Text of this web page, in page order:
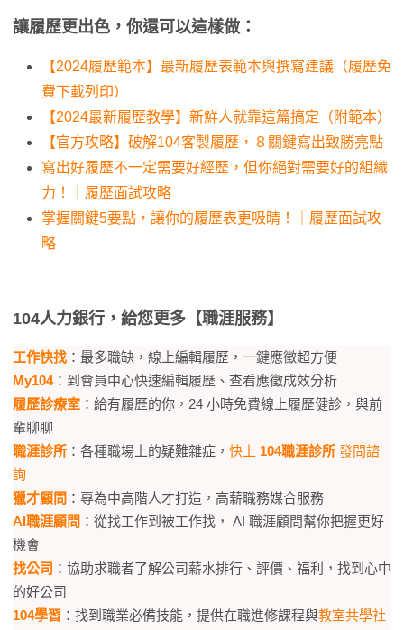
讓履歷更出色，你還可以這樣做：
【2024履歷範本】最新履歷表範本與撰寫建議（履歷免
費下載列印）
【2024最新履歷教學】新鮮人就靠這篇搞定（附範本）
【官方攻略】破解104客製履歷，８關鍵寫出致勝亮點
寫出好履歷不一定需要好經歷，但你絕對需要好的組織
力！｜履歷面試攻略
掌握關鍵5要點，讓你的履歷表更吸睛！｜履歷面試攻
略
104人力銀行，給您更多【職涯服務】
工作快找：最多職缺，線上編輯履歷，一鍵應徵超方便
My104：到會員中心快速編輯履歷、查看應徵成效分析
履歷診療室 ：給有履歷的你，24 小時免費線上履歷健診，與前
輩聊聊
職涯診所 ：各種職場上的疑難雜症， 快上 104職涯診所 發問諮
詢
獵才顧問 ：專為中高階人才打造，高薪職務媒合服務
AI職涯顧問 ：從找工作到被工作找，​ AI 職涯顧問幫你把握更好
機會​
找公司 ：協助求職者了解公司薪水排行、評價、福利，找到心中
的好公司
104學習 ：找到職業必備技能，提供在職進修課程與教室共學社